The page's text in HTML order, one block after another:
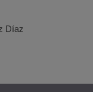
Díaz